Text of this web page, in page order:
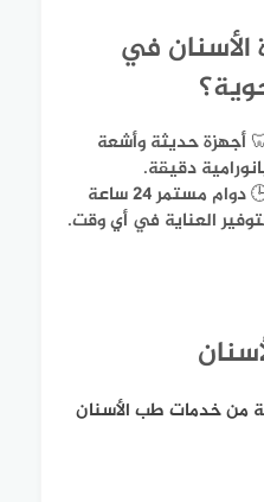
الأسنان في
أجهزة حديثة وأشعة
دقيقة.
🕒 دوام مستمر 24 ساعة
العناية في أي وقت.
من خدمات طب الأسنان